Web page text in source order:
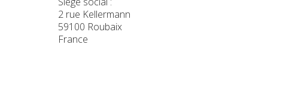
2 rue Kellermann
59100 Roubaix
France